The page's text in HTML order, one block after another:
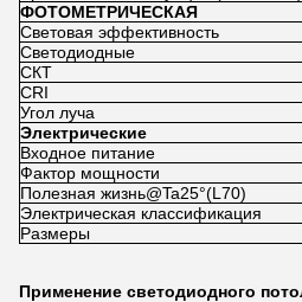
ФОТОМЕТРИЧЕСКАЯ
Световая эффективность
Светодиодные
СКТ
CRI
Угол луча
Электрические
Входное питание
Фактор мощности
Полезная жизнь@Ta25°(L70)
Электрическая классификация
Размеры
Применение светодиодного